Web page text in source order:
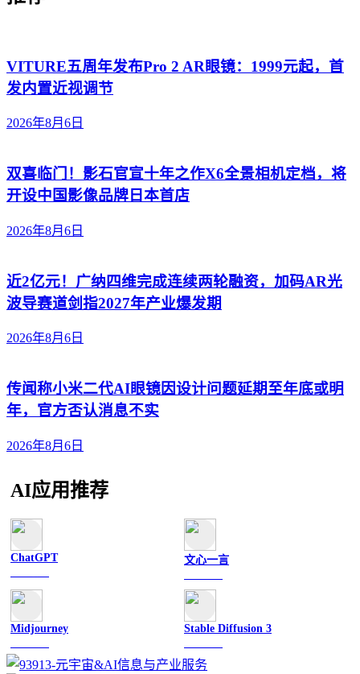
VITURE五周年发布Pro 2 AR眼镜：1999元起，首
发内置近视调节
2026年8月6日
双喜临门！影石官宣十年之作X6全景相机定档，将
开设中国影像品牌日本首店
2026年8月6日
近2亿元！广纳四维完成连续两轮融资，加码AR光
波导赛道剑指2027年产业爆发期
2026年8月6日
传闻称小米二代AI眼镜因设计问题延期至年底或明
年，官方否认消息不实
2026年8月6日
AI应用推荐
ChatGPT 文心一言
Midjourney Stable Diffusion 3